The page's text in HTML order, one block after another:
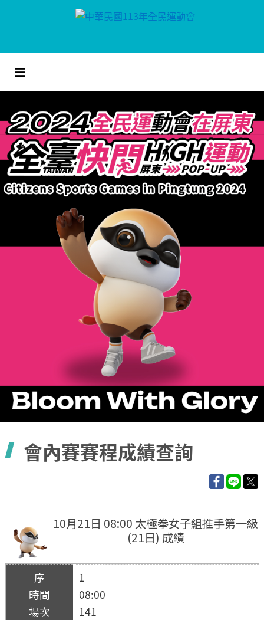
主
要
內
會內賽賽程成績查詢
10月21日 08:00 太極拳女子組推手第一級
(21日) 成績
1
08:00
141